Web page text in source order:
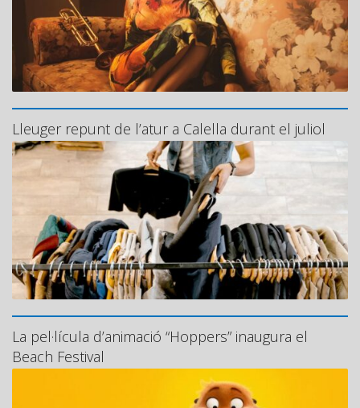
Lleuger repunt de l’atur a Calella durant el juliol
La pel·lícula d’animació “Hoppers” inaugura el
Beach Festival